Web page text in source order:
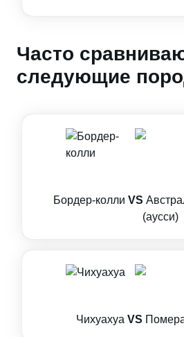
Часто
следующие
Бордер-колли VS
(аусси)
Чихуахуа VS